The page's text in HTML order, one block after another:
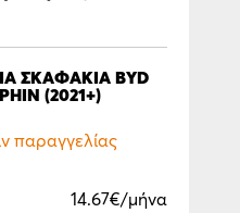
ΣΚΑΦΑΚΙΑ BYD
(2021+)
παραγγελίας
14.67€/μήνα